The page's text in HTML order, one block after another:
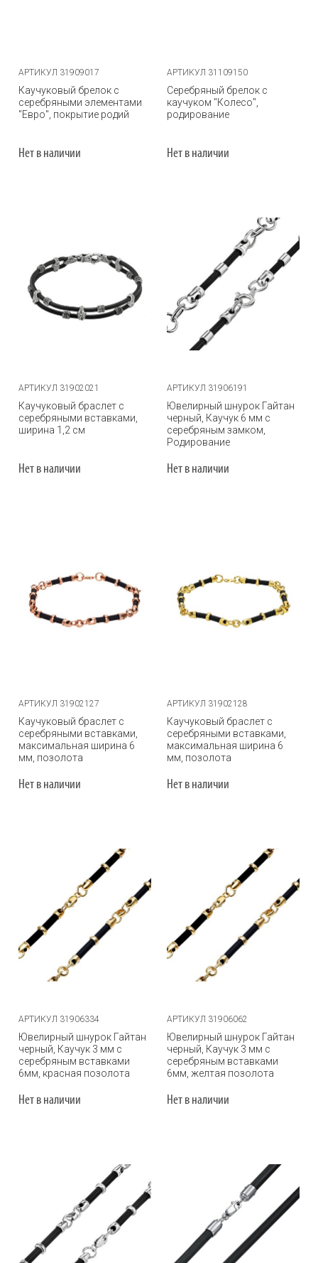
АРТИКУЛ 31909017
Каучуковый брелок с
серебряными элементами
"Евро", покрытие родий
Нет в наличии
АРТИКУЛ 31109150
Серебряный брелок с
каучуком "Колесо",
родирование
Нет в наличии
АРТИКУЛ 31902021
Каучуковый браслет с
серебряными вставками,
ширина 1,2 см
Нет в наличии
АРТИКУЛ 31906191
Ювелирный шнурок Гайтан
черный, Каучук 6 мм с
серебряным замком,
Родирование
Нет в наличии
АРТИКУЛ 31902127
Каучуковый браслет с
серебряными вставками,
максимальная ширина 6
мм, позолота
Нет в наличии
АРТИКУЛ 31902128
Каучуковый браслет с
серебряными вставками,
максимальная ширина 6
мм, позолота
Нет в наличии
АРТИКУЛ 31906334
Ювелирный шнурок Гайтан
черный, Каучук 3 мм с
серебряным вставками
6мм, красная позолота
Нет в наличии
АРТИКУЛ 31906062
Ювелирный шнурок Гайтан
черный, Каучук 3 мм с
серебряным вставками
6мм, желтая позолота
Нет в наличии